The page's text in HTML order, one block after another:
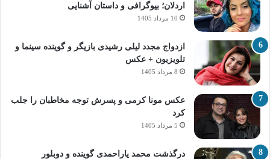
اردلان؛ بیوگرافی و داستان آشنایی
10 مرداد 1405
ازدواج مجدد لیلی رشیدی بازیگر و گوینده سینما و
تلویزیون + عکس
8 مرداد 1405
عکس مونا کرمی و پسرش توجه مخاطبان را جلب
کرد
5 مرداد 1405
درگذشت محمد یاراحمدی گوینده و دوبلور